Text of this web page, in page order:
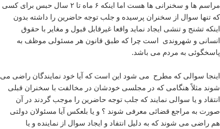
مراسم ها و سخنرانی ها هست اما اینکه ۶ ماه تا ۲ سال حبس برای کسی
که تنها سوال از سخنران پرسیده و جلب توجه حاضرین را داشته بدون
اینکه تشنج و تنشی ایجاد نماید واقعا غیرقابل قبول و مغایر با حقوق
انسانی و شهروندی است چرا که طبق قانون هر مسئولی موظف به
پاسخگوئی به مردم می باشد.
اینجا سوالی که مطرح می شود این است که آیا خود نمایندگان راضی می
شوند مثلاً هنگامی که در مجلسی خودشان در مخالفت با سخنران قبلی
انتقاد و یا سوالی نمایند که جلب توجه حاضرین را موجب گردند در آن
صورت به مراجع قضائی معرفی شوند ؟ و یا بلعکس آیا مسئولان دولتی
هم راضی می شوند که به دلیل انتفاد و ایجاد سوال از نماینده و یا